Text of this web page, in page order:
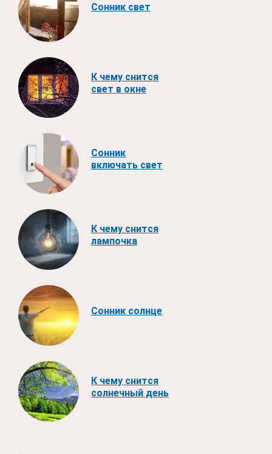
Сонник свет
К чему снится
свет в окне
Сонник
включать свет
К чему снится
лампочка
Сонник солнце
К чему снится
солнечный день